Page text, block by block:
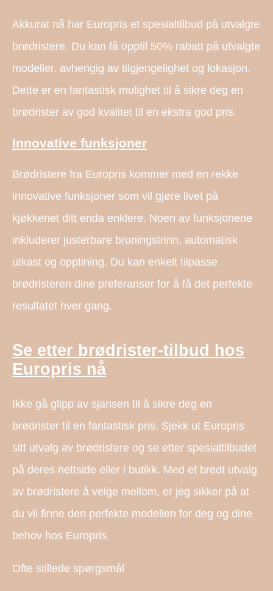
Akkurat nå har Europris et spesialtilbud på utvalgte
brødristere. Du kan få opptil 50% rabatt på utvalgte
modeller, avhengig av tilgjengelighet og lokasjon.
Dette er en fantastisk mulighet til å sikre deg en
brødrister av god kvalitet til en ekstra god pris.
Innovative funksjoner
Brødristere fra Europris kommer med en rekke
innovative funksjoner som vil gjøre livet på
kjøkkenet ditt enda enklere. Noen av funksjonene
inkluderer justerbare bruningstrinn, automatisk
utkast og opptining. Du kan enkelt tilpasse
brødristeren dine preferanser for å få det perfekte
resultatet hver gang.
Se etter brødrister-tilbud hos
Europris nå
Ikke gå glipp av sjansen til å sikre deg en
brødrister til en fantastisk pris. Sjekk ut Europris
sitt utvalg av brødristere og se etter spesialtilbudet
på deres nettside eller i butikk. Med et bredt utvalg
av brødristere å velge mellom, er jeg sikker på at
du vil finne den perfekte modellen for deg og dine
behov hos Europris.
Ofte stillede spørgsmål